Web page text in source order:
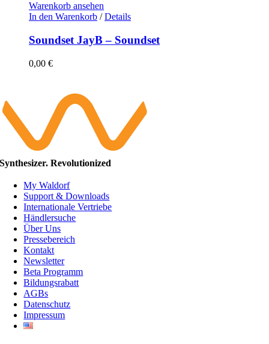
Warenkorb ansehen
In den Warenkorb / Details
Soundset JayB – Soundset
0,00 €
Synthesizer. Revolutionized
My Waldorf
Support & Downloads
Internationale Vertriebe
Händlersuche
Über Uns
Pressebereich
Kontakt
Newsletter
Beta Programm
Bildungsrabatt
AGBs
Datenschutz
Impressum